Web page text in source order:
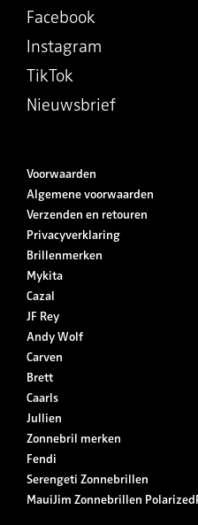
Facebook
Instagram
TikTok
Nieuwsbrief
Voorwaarden
Algemene voorwaarden
Verzenden en retouren
Privacyverklaring
Brillenmerken
Mykita
Cazal
JF Rey
Andy Wolf
Carven
Brett
Caarls
Jullien
Zonnebril merken
Fendi
Serengeti Zonnebrillen
MauiJim Zonnebrillen